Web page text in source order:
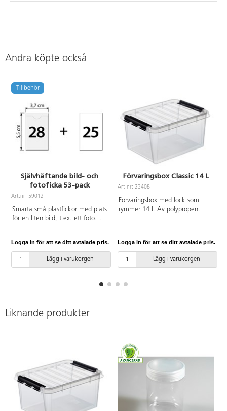
Andra köpte också
Tillbehör
Självhäftande bild- och
fotoficka 53-pack
Art.nr: 59012
Smarta små plastfickor med plats
för en liten bild, t.ex. ett foto
så att man enkelt kan fästa dem
på olika typer av ytor. Kan även
användas för dagsschema eller
Logga in för att se ditt avtalade pris.
Lägg i varukorgen
Förvaringsbox Classic 14 L
Art.nr: 23408
Förvaringsbox med lock som
rymmer 14 l. Av polypropen.
Logga in för att se ditt avtalade pris.
Lägg i varukorgen
Liknande produkter